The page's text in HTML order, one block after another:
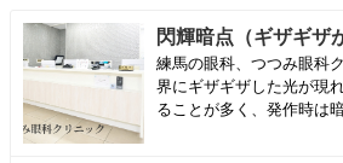
練馬の眼科、つつみ眼科
界にギザギザした光が現
ることが多く、発作時は